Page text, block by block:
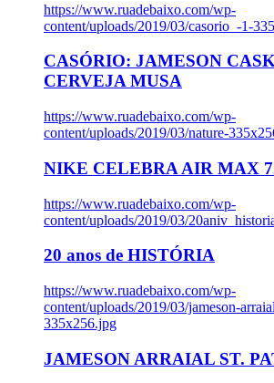
https://www.ruadebaixo.com/wp-
content/uploads/2019/03/casorio_-1-
CASÓRIO: JAMESON
CERVEJA MUSA
https://www.ruadebaixo.com/wp-
content/uploads/2019/03/nature-
NIKE CELEBRA AIR MAX
https://www.ruadebaixo.com/wp-
content/uploads/2019/03/
20 anos de HISTÓRIA
https://www.ruadebaixo.com/wp-
content/uploads/2019/03/jameson-
335x256.jpg
JAMESON ARRAIAL ST.